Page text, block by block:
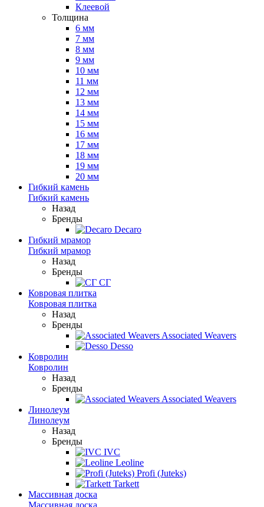
Клеевой
Толщина
6 мм
7 мм
8 мм
9 мм
10 мм
11 мм
12 мм
13 мм
14 мм
15 мм
16 мм
17 мм
18 мм
19 мм
20 мм
Гибкий камень
Гибкий камень
Назад
Бренды
Decaro
Гибкий мрамор
Гибкий мрамор
Назад
Бренды
СГ
Ковровая плитка
Ковровая плитка
Назад
Бренды
Associated Weavers
Desso
Ковролин
Ковролин
Назад
Бренды
Associated Weavers
Линолеум
Линолеум
Назад
Бренды
IVC
Leoline
Profi (Juteks)
Tarkett
Массивная доска
Массивная доска